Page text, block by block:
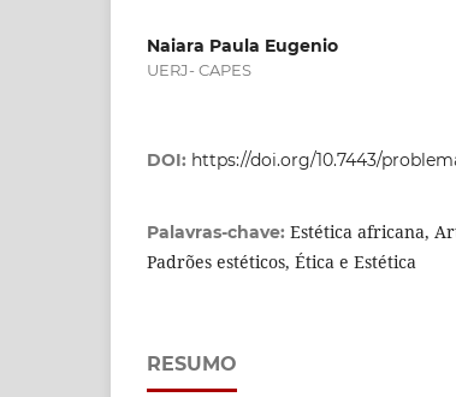
Naiara Paula Eugenio
UERJ- CAPES
DOI: https://doi.org/10.7443/
Palavras-chave: Estética africana,
Padrões estéticos, Ética e Estética
RESUMO